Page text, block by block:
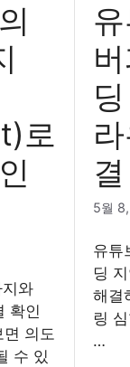
로
와
확인
면 의도
수 있
결
5월
유튜
딩
해결
링
…